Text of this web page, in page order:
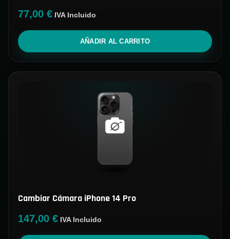
77,00 € IVA Incluido
AÑADIR AL CARRITO
Cambiar Cámara iPhone 14 Pro
147,00 € IVA Incluido